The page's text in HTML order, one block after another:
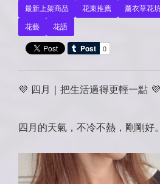
最新上架商品 花束推薦 薰衣草花
花藝
花語
💜 四月｜把生活過得更輕一點 💜
四月的天氣，不冷不熱，剛剛好。